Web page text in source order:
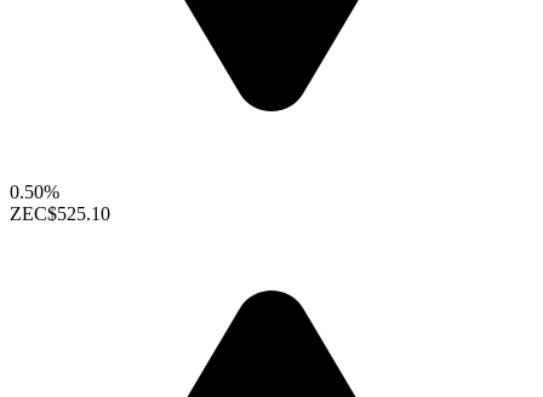
0.50%
ZEC$525.10